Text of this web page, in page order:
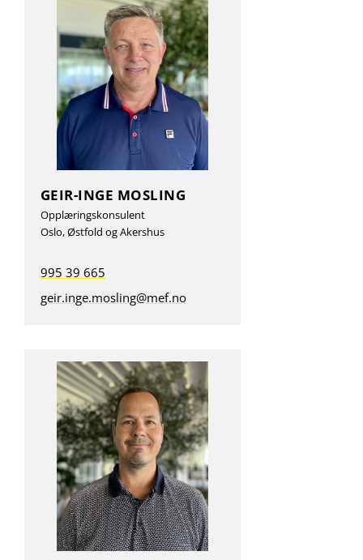
GEIR-INGE MOSLING
Opplæringskonsulent
Oslo, Østfold og Akershus
995 39 665
geir.inge.mosling@mef.no